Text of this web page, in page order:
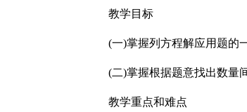
教学目标
(一)掌握列方程解应用题的
(二)掌握根据题意找出数量
教学重点和难点